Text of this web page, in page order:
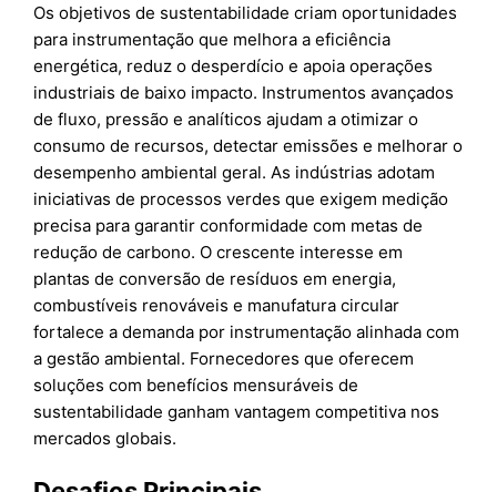
Os objetivos de sustentabilidade criam oportunidades
para instrumentação que melhora a eficiência
energética, reduz o desperdício e apoia operações
industriais de baixo impacto. Instrumentos avançados
de fluxo, pressão e analíticos ajudam a otimizar o
consumo de recursos, detectar emissões e melhorar o
desempenho ambiental geral. As indústrias adotam
iniciativas de processos verdes que exigem medição
precisa para garantir conformidade com metas de
redução de carbono. O crescente interesse em
plantas de conversão de resíduos em energia,
combustíveis renováveis e manufatura circular
fortalece a demanda por instrumentação alinhada com
a gestão ambiental. Fornecedores que oferecem
soluções com benefícios mensuráveis de
sustentabilidade ganham vantagem competitiva nos
mercados globais.